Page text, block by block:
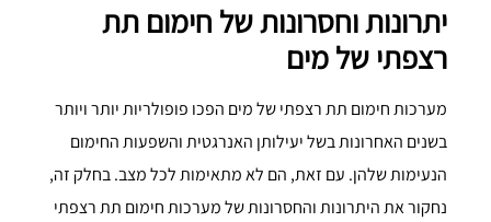
יתרונות וחסרונות של חימום תת
רצפתי של מים
מערכות חימום תת רצפתי של מים הפכו פופולריות יותר ויותר
בשנים האחרונות בשל יעילותן האנרגטית והשפעות החימום
הנעימות שלהן. עם זאת, הם לא מתאימות לכל מצב. בחלק זה,
נחקור את היתרונות והחסרונות של מערכות חימום תת רצפתי